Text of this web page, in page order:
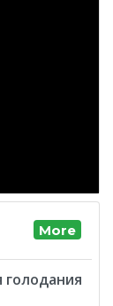
More
голодания